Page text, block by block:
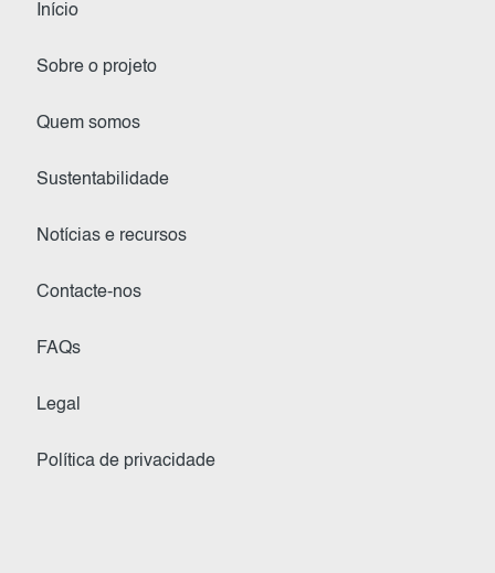
Início
Sobre o projeto
Quem somos
Sustentabilidade
Notícias e recursos
Contacte-nos
FAQs
Legal
Política de privacidade